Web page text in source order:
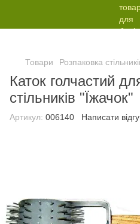
Товари Розпаковка
Каток голчастий
стільників "Їжачок"
Артикул: 006140 Написати